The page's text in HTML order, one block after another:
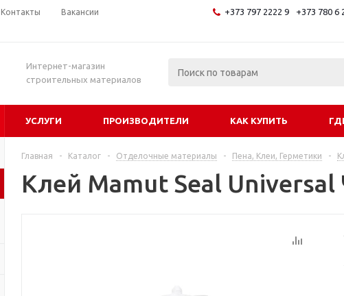
Контакты Вакансии +373 797 2222 9 +373 780 6
Интернет-магазин
строительных материалов
УСЛУГИ ПРОИЗВОДИТЕЛИ КАК КУПИТЬ
Главная - Каталог - Отделочные материалы - Пена, Клеи, Герметики -
Клей Mamut Seal